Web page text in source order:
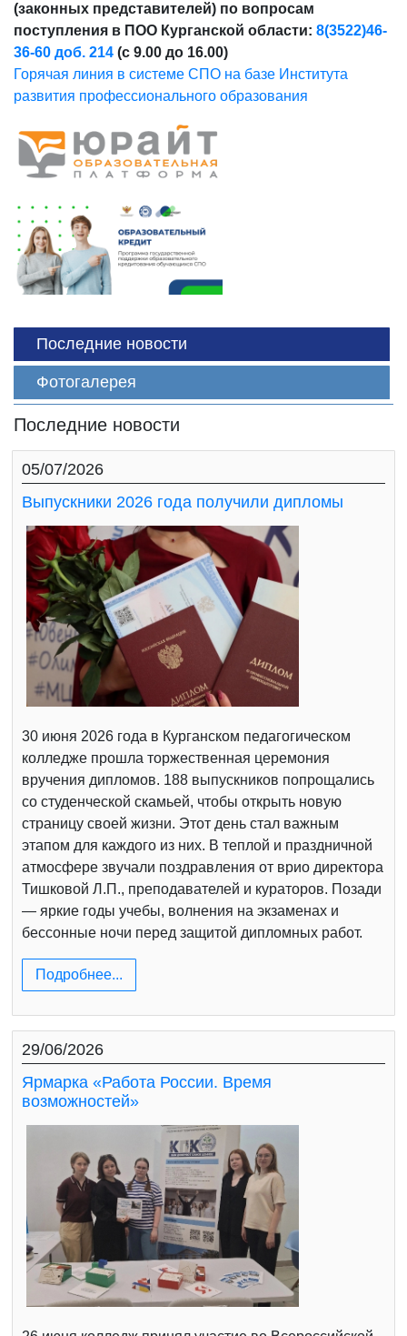
(законных представителей) по вопросам
поступления в ПОО Курганской области: 8(3522)46-
36-60 доб. 214 (с 9.00 до 16.00)
Горячая линия в системе СПО на базе Института
развития профессионального образования
Последние новости
Фотогалерея
Последние новости
05/07/2026
Выпускники 2026 года получили дипломы
30 июня 2026 года в Курганском педагогическом
колледже прошла торжественная церемония
вручения дипломов. 188 выпускников попрощались
со студенческой скамьей, чтобы открыть новую
страницу своей жизни. Этот день стал важным
этапом для каждого из них. В теплой и праздничной
атмосфере звучали поздравления от врио директора
Тишковой Л.П., преподавателей и кураторов. Позади
— яркие годы учебы, волнения на экзаменах и
бессонные ночи перед защитой дипломных работ.
Подробнее...
29/06/2026
Ярмарка «Работа России. Время
возможностей»